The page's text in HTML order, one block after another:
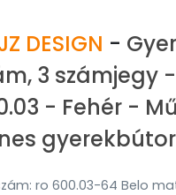
DESIGN -
3 számjegy
- Fehér -
ro 600.03-64 Belo